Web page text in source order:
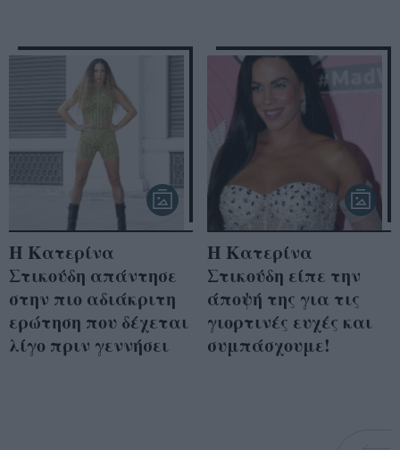
Η Κατερίνα
Στικούδη απάντησε
στην πιο αδιάκριτη
ερώτηση που δέχεται
λίγο πριν γεννήσει
Η Κατερίνα
Στικούδη είπε την
άποψή της για τις
γιορτινές ευχές και
συμπάσχουμε!